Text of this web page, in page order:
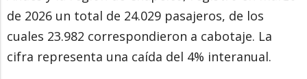
de 2026 un total de 24.029 pasajeros, de los
cuales 23.982 correspondieron a cabotaje. La
cifra representa una caída del 4% interanual.